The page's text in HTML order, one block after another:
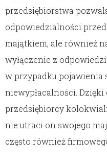
przedsiębiorstwa
odpowiedzialności
majątkiem, ale również
wyłączenie z
w przypadku pojawienia
niewypłacalności.
przedsiębiorcy
nie utraci on swojego
często również